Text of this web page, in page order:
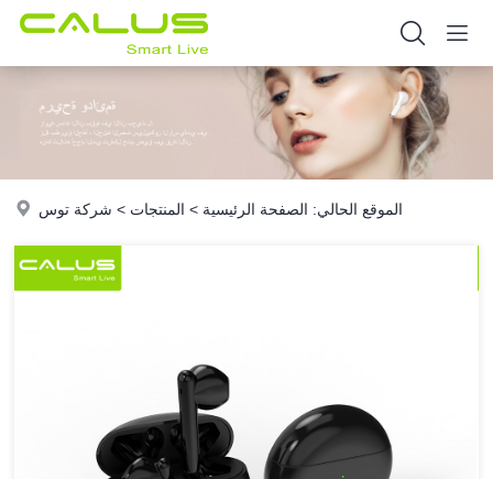
الموقع الحالي: الصفحة الرئيسية > المنتجات > شركة توس